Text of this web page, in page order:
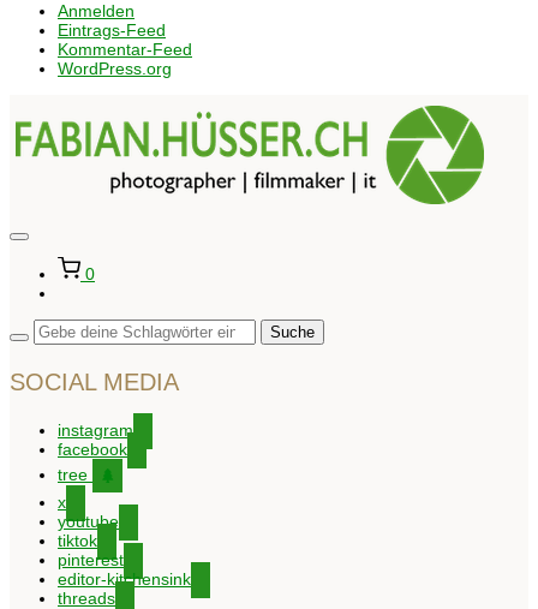
Anmelden
Eintrags-Feed
Kommentar-Feed
WordPress.org
Seitenleiste
Navigation
umschalten
0
SOCIAL MEDIA
instagram
facebook
tree
x
youtube
tiktok
pinterest
editor-kitchensink
threads